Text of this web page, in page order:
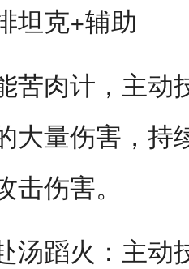
坦克+辅助
苦肉计，主动
大量伤害，持
伤害。
汤蹈火：主动